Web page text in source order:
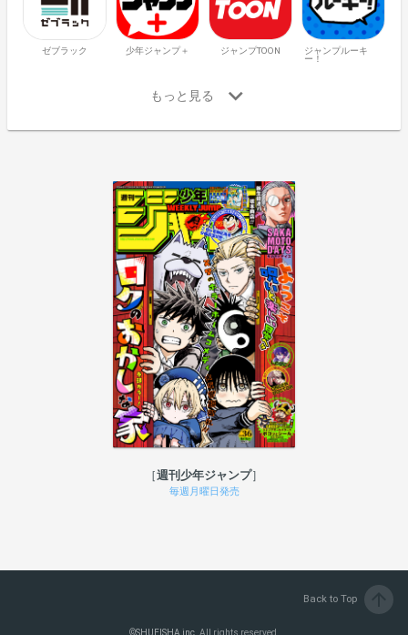
ゼブラック 少年ジャンプ＋ ジャンプTOON
ジャンプルーキ
ー！
週刊少年ジャンプ
毎週月曜日発売
Back to Top
©SHUEISHA inc. All rights reserved.